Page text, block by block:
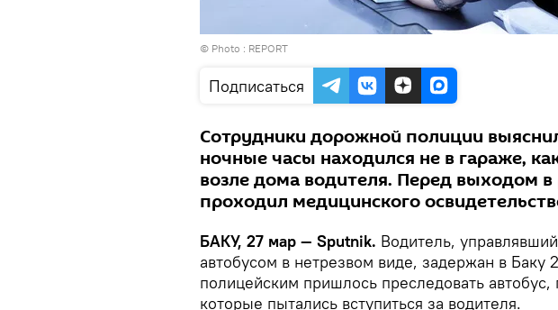
© Photo : REPORT
Подписаться
Сотрудники дорожной полиции
ночные часы находился не в гараже,
возле дома водителя. Перед выходом в
проходил медицинского
БАКУ, 27 мар — Sputnik. Водитель,
автобусом в нетрезвом виде, задержан в
полицейским пришлось преследовать
которые пытались вступиться за водителя.